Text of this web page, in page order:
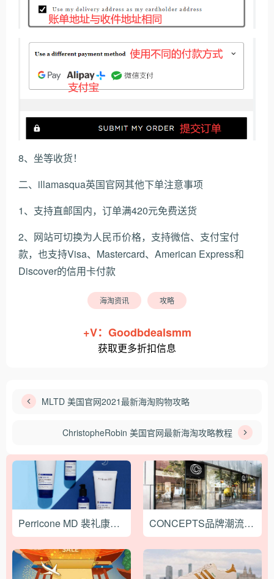
8、坐等收货！
二、illamasqua英国官网其他下单注意事项
1、支持直邮国内，订单满420元免费送货
2、网站可切换为人民币价格，支持微信、支付宝付
款，也支持Visa、Mastercard、American Express和
Discover的信用卡付款
海淘资讯 攻略
+V：Goodbdealsmm
获取更多折扣信息
MLTD 美国官网2021最新海淘购物攻略
ChristopheRobin 美国官网最新海淘攻略教程
Perricone MD 裴礼康美国官网2021最新海淘攻略 CONCEPTS品牌潮流名所中国区线下Pop-Up 限定商店落户深圳